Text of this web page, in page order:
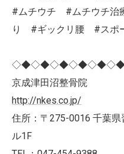
#ムチウチ #ムチウチ
り #ギックリ腰 #スポ
京成津田沼整骨院
http://nkes.co.jp/
住所：〒275-0016 千葉
ル1F